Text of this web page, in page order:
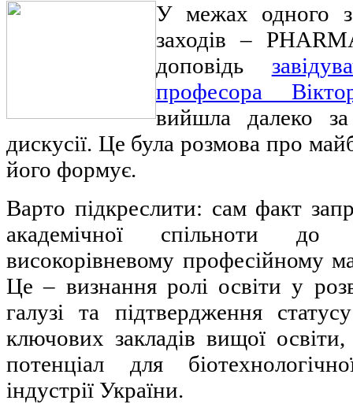
У межах одного з
заходів –
доповідь
професора
вийшла далеко
дискусії. Це була розмова про
його формує.
Варто підкреслити: сам факт
академічної спільноти
високорівневому професійному
Це – визнання ролі освіти у
галузі та підтвердження
ключових закладів вищої
потенціал для
індустрії України.